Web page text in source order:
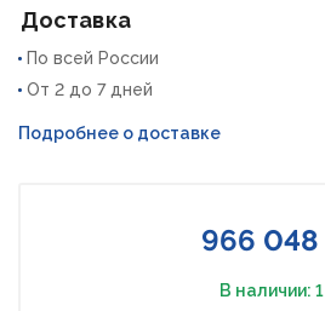
Доставка
По всей России
От 2 до 7 дней
Подробнее о доставке
966 048
В наличии: 1